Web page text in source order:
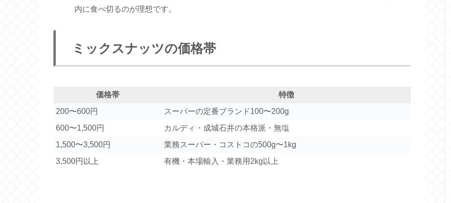
内に食べ切るのが理想です。
ミックスナッツの価格帯
価格帯
特徴
200〜600円
スーパーの定番ブランド100〜200g
600〜1,500円
カルディ・成城石井の本格派・無塩
1,500〜3,500円
業務スーパー・コストコの500g〜1kg
3,500円以上
有機・本場輸入・業務用2kg以上